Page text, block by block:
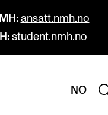
ansatt.nmh.no
student.nmh.no
NO